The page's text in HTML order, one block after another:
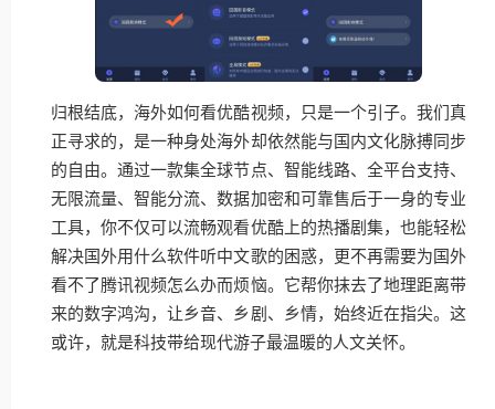
归根结底，海外如何看优酷视频，只是一个引子。我们真
正寻求的，是一种身处海外却依然能与国内文化脉搏同步
的自由。通过一款集全球节点、智能线路、全平台支持、
无限流量、智能分流、数据加密和可靠售后于一身的专业
工具，你不仅可以流畅观看优酷上的热播剧集，也能轻松
解决国外用什么软件听中文歌的困惑，更不再需要为国外
看不了腾讯视频怎么办而烦恼。它帮你抹去了地理距离带
来的数字鸿沟，让乡音、乡剧、乡情，始终近在指尖。这
或许，就是科技带给现代游子最温暖的人文关怀。